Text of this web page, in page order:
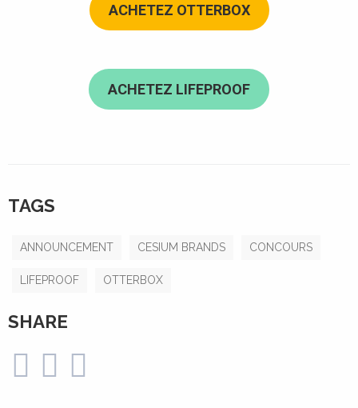
ACHETEZ OTTERBOX
ACHETEZ LIFEPROOF
TAGS
ANNOUNCEMENT CESIUM BRANDS CONCOURS
LIFEPROOF OTTERBOX
SHARE